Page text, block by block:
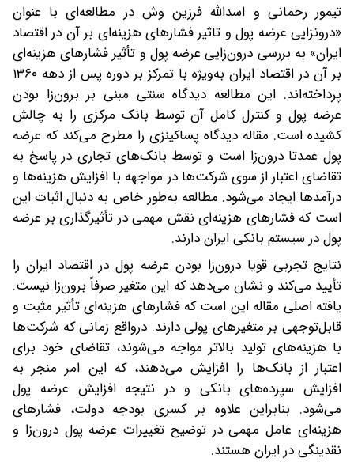
تیمور رحمانی و اسدالله فرزین وش در مطالعه‌ای با عنوان
«درونزایی عرضه پول و تاثیر فشارهای هزینه‌ای بر آن در اقتصاد
ایران» به بررسی درون‌زایی عرضه پول و تأثیر فشارهای هزینه‌ای
بر آن در اقتصاد ایران به‌ویژه با تمرکز بر دوره پس از دهه ۱۳۶۰
پرداخته‌اند. این مطالعه دیدگاه سنتی مبنی بر برون‌زا بودن
عرضه پول و کنترل کامل آن توسط بانک مرکزی را به چالش
کشیده است. مقاله دیدگاه پساکینزی را مطرح می‌کند که عرضه
پول عمدتا درون‌زا است و توسط بانک‌های تجاری در پاسخ به
تقاضای اعتبار از سوی شرکت‌ها در مواجهه با افزایش هزینه‌ها و
درآمدها ایجاد می‌شود. مطالعه به‌طور خاص به دنبال اثبات این
است که فشارهای هزینه‌ای نقش مهمی در تأثیرگذاری بر عرضه
پول در سیستم بانکی ایران دارند.
نتایج تجربی قویا درون‌زا بودن عرضه پول در اقتصاد ایران را
تأیید می‌کند و نشان می‌دهد که این متغیر صرفاً برون‌زا نیست.
یافته اصلی مقاله این است که فشارهای هزینه‌ای تأثیر مثبت و
قابل‌توجهی بر متغیرهای پولی دارند. درواقع زمانی که شرکت‌ها
با هزینه‌های تولید بالاتر مواجه می‌شوند، تقاضای خود برای
اعتبار از بانک‌ها را افزایش می‌دهند، که این امر منجر به
افزایش سپرده‌های بانکی و در نتیجه افزایش عرضه پول
می‌شود. بنابراین علاوه بر کسری بودجه دولت، فشارهای
هزینه‌ای عامل مهمی در توضیح تغییرات عرضه پول درون‌زا و
نقدینگی در ایران هستند.